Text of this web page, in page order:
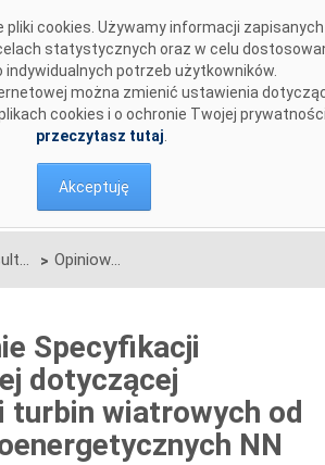
pliki cookies. Używamy informacji
statystycznych oraz w celu
indywidualnych potrzeb użytkowników.
można zmienić ustawienia
cookies i o ochronie Twojej
przeczytasz tutaj
Akceptuję
Konsultacje zakończone > Opiniowanie Specyfikacji Technicznej dotyczącej odległości turbin wiatrowych od linii elektroenergetycznych NN
Specyfikacji
dotyczącej
turbin wiatrowych od
NN